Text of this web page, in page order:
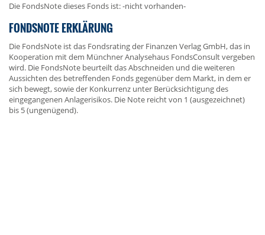
Die FondsNote dieses Fonds ist: -nicht vorhanden-
FONDSNOTE ERKLÄRUNG
Die FondsNote ist das Fondsrating der Finanzen Verlag GmbH, das in
Kooperation mit dem Münchner Analysehaus FondsConsult vergeben
wird. Die FondsNote beurteilt das Abschneiden und die weiteren
Aussichten des betreffenden Fonds gegenüber dem Markt, in dem er
sich bewegt, sowie der Konkurrenz unter Berücksichtigung des
eingegangenen Anlagerisikos. Die Note reicht von 1 (ausgezeichnet)
bis 5 (ungenügend).